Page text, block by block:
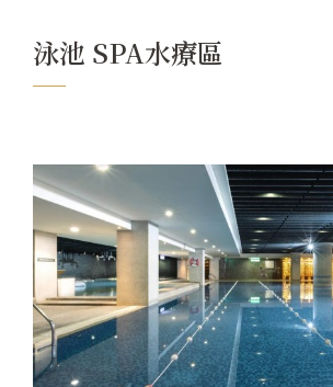
泳池 SPA水療區
卡樂次元
在地旅行
永續專區
常見問題
聯絡我們